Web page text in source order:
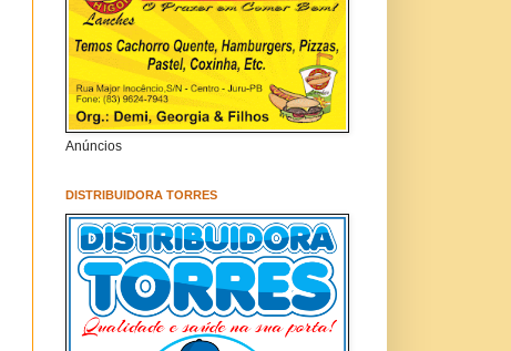
Anúncios
DISTRIBUIDORA TORRES